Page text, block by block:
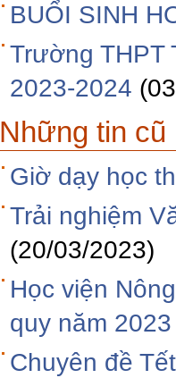
BUỔI SINH
Trường THPT
2023-2024
Những tin cũ
Giờ dạy học
Trải nghiệm
(20/03/2023)
Học viện
quy năm 2023
Chuyên đề